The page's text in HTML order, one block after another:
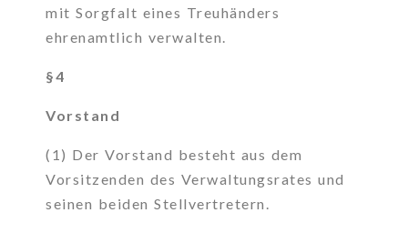
mit Sorgfalt eines Treuhänders
ehrenamtlich verwalten.
§4
Vorstand
(1) Der Vorstand besteht aus dem
Vorsitzenden des Verwaltungsrates und
seinen beiden Stellvertretern.